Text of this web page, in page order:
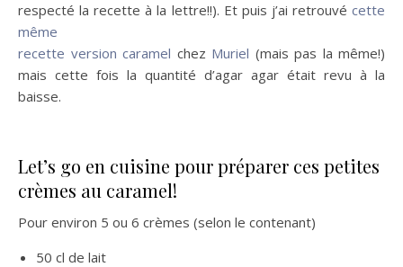
respecté la recette à la lettre!!). Et puis j’ai retrouvé cette
même
recette version caramel chez Muriel (mais pas la même!)
mais cette fois la quantité d’agar agar était revu à la
baisse.
Let’s go en cuisine pour préparer ces petites
crèmes au caramel!
Pour environ 5 ou 6 crèmes (selon le contenant)
50 cl de lait